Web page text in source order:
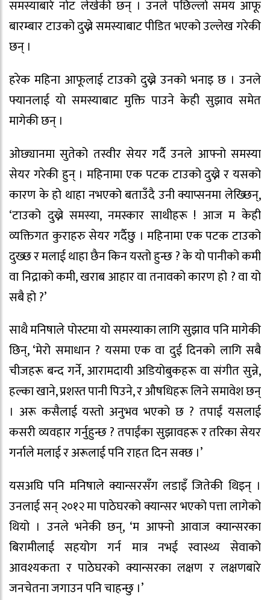
समस्याबारे नोट लेखेकी छन् । उनले पछिल्लो समय आफू
बारम्बार टाउको दुख्ने समस्याबाट पीडित भएको उल्लेख गरेकी
छन् ।
हरेक महिना आफूलाई टाउको दुख्ने उनको भनाइ छ । उनले
फ्यानलाई यो समस्याबाट मुक्ति पाउने केही सुझाव समेत
मागेकी छन् ।
ओछ्यानमा सुतेको तस्वीर सेयर गर्दै उनले आफ्नो समस्या
सेयर गरेकी हुन् । महिनामा एक पटक टाउको दुख्ने र यसको
कारण के हो थाहा नभएको बताउँदै उनी क्याप्सनमा लेख्छिन्,
‘टाउको दुख्ने समस्या, नमस्कार साथीहरू ! आज म केही
व्यक्तिगत कुराहरु सेयर गर्दैछु । महिनामा एक पटक टाउको
दुख्छ र मलाई थाहा छैन किन यस्तो हुन्छ ? के यो पानीको कमी
वा निद्राको कमी, खराब आहार वा तनावको कारण हो ? वा यो
सबै हो ?’
साथै मनिषाले पोस्टमा यो समस्याका लागि सुझाव पनि मागेकी
छिन्, ‘मेरो समाधान ? यसमा एक वा दुई दिनको लागि सबै
चीजहरू बन्द गर्ने, आरामदायी अडियोबुकहरू वा संगीत सुन्ने,
हल्का खाने, प्रशस्त पानी पिउने, र औषधिहरू लिने समावेश छन्
। अरू कसैलाई यस्तो अनुभव भएको छ ? तपाईं यसलाई
कसरी व्यवहार गर्नुहुन्छ ? तपाईंका सुझावहरू र तरिका सेयर
गर्नाले मलाई र अरूलाई पनि राहत दिन सक्छ ।’
यसअघि पनि मनिषाले क्यान्सरसँग लडाइँ जितेकी थिइन् ।
उनलाई सन् २०१२ मा पाठेघरको क्यान्सर भएको पत्ता लागेको
थियो । उनले भनेकी छन्, ‘म आफ्नो आवाज क्यान्सरका
बिरामीलाई सहयोग गर्न मात्र नभई स्वास्थ्य सेवाको
आवश्यकता र पाठेघरको क्यान्सरका लक्षण र लक्षणबारे
जनचेतना जगाउन पनि चाहन्छु ।’